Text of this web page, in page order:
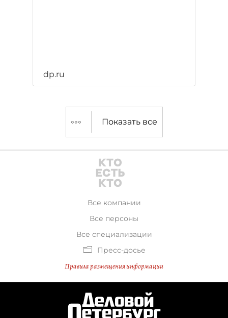
dp.ru
Показать все
Все компании
Все персоны
Все специализации
Пресс-досье
Правила размещения информации